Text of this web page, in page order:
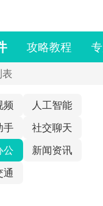
攻略教程
表
频
人工智能
手
社交聊天
公
新闻资讯
通